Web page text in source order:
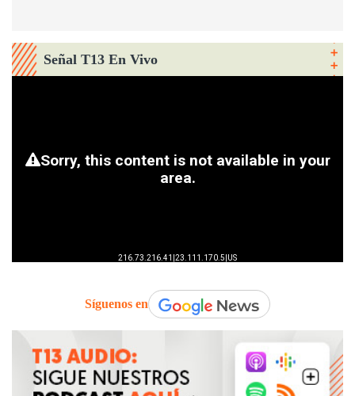
Señal T13 En Vivo
Síguenos en